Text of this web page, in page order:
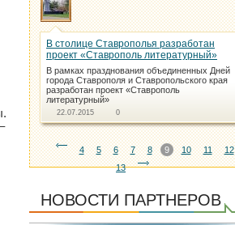
В столице Ставрополья разработан
проект «Ставрополь литературный»
В рамках празднования объединенных Дней
города Ставрополя и Ставропольского края
разработан проект «Ставрополь
литературный»
22.07.2015 0
4 5 6 7 8 9 10 11
12
13
НОВОСТИ ПАРТНЕРОВ